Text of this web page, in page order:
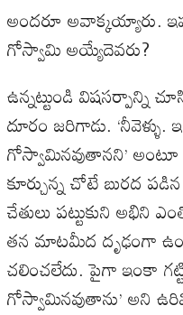
అందరూ అవాక్కయ్యారు.
గోస్వామి అయ్యేదెవరు?
ఉన్నట్టుండి విషసర్పాన్ని
దూరం జరిగాడు. ‘నీవెళ్ళు.
గోస్వామినవుతానని’
కూర్చున్న చోటే బురద
చేతులు పట్టుకుని అభిని
తన మాటమీద దృఢంగా
చలించలేదు. పైగా ఇంకా
గోస్వామినవుతాను’ అని